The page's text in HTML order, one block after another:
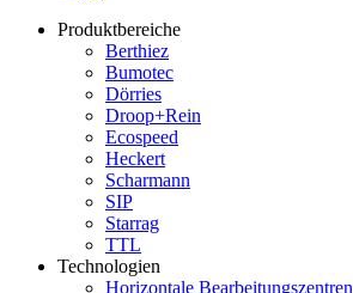
Produktbereiche
Berthiez
Bumotec
Dörries
Droop+Rein
Ecospeed
Heckert
Scharmann
SIP
Starrag
TTL
Technologien
Horizontale Bearbeitungszentren